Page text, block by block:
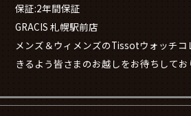
保証:2年間保証
GRACIS 札幌駅前店
メンズ＆ウィメンズのTissotウォッチコ
きるよう皆さまのお越しをお待ちしてお